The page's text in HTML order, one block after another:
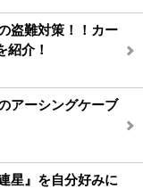
盗難対策！！カー
紹介！
アーシングケーブ
星』を自分好みに